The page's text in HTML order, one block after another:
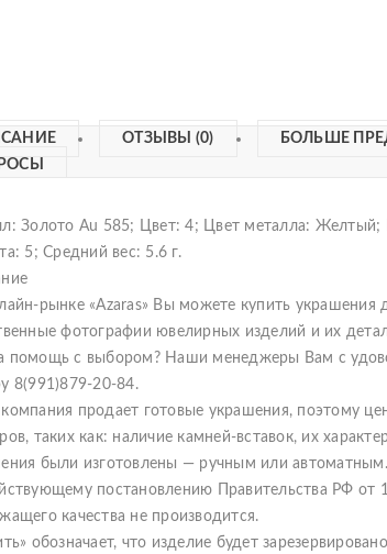
ОТЗЫВЫ (0) БОЛЬШЕ
Золото Au 585; Цвет: 4; Цвет металла:
5; Средний вес: 5.6 г.
рынке «Azaras» Вы можете купить украшения
фотографии ювелирных изделий и их
помощь с выбором? Наши менеджеры Вам с
8(991)879-20-84.
продает готовые украшения, поэтому
таких как: наличие камней-вставок, их
были изготовлены — ручным или автоматным.
постановлению Правительства РФ
качества не производится.
обозначает, что изделие будет